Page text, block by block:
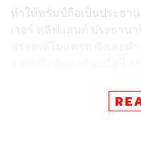
ทำให้ทรัมป์ถือเป็นประธา
เวอร์ คลีฟแลนด์
ประธาน